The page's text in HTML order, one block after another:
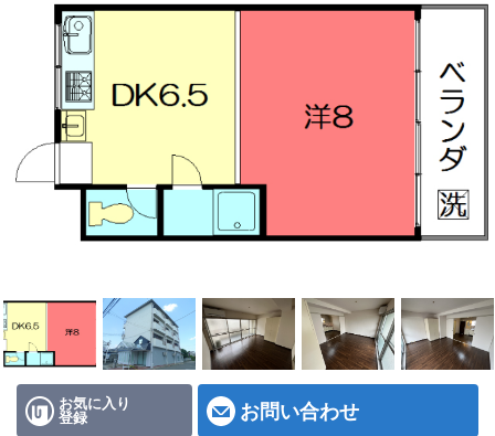
書類DL & 入居者さまへ
家族で住むならマンション？賃家？
一人暮らしの物件特集
ペット相談OKの賃貸！
特選物件
ハウスメーカー施工特集！
路線·駅から探す
IT重説について
お気に入り
登録 お問い合わせ